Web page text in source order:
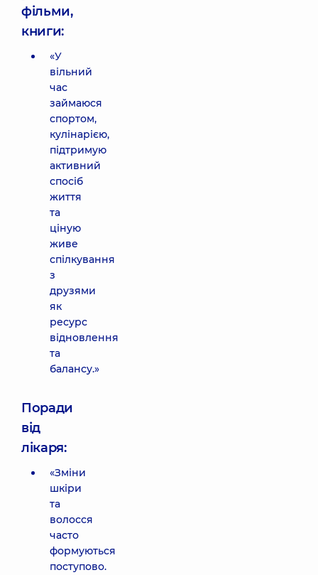
фільми,
книги:
«У
вільний
час
займаюся
спортом,
кулінарією,
підтримую
активний
спосіб
життя
та
ціную
живе
спілкування
з
друзями
як
ресурс
відновлення
та
балансу.»
Поради
від
лікаря:
«Зміни
шкіри
та
волосся
часто
формуються
поступово.